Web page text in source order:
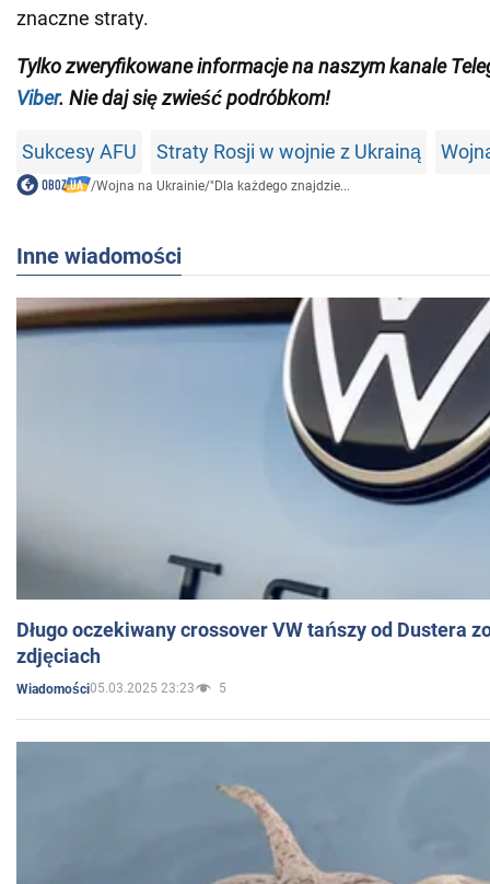
znaczne straty.
Tylko zweryfikowane informacje na naszym kanale
Viber. Nie daj się zwieść podróbkom!
Sukcesy AFU Straty Rosji w wojnie z Ukrainą
/Wojna na Ukrainie/"Dla każdego znajdzie...
Inne wiadomości
Długo oczekiwany crossover VW tańszy od Dustera
zdjęciach
Wiadomości05.03.2025 23:23 5